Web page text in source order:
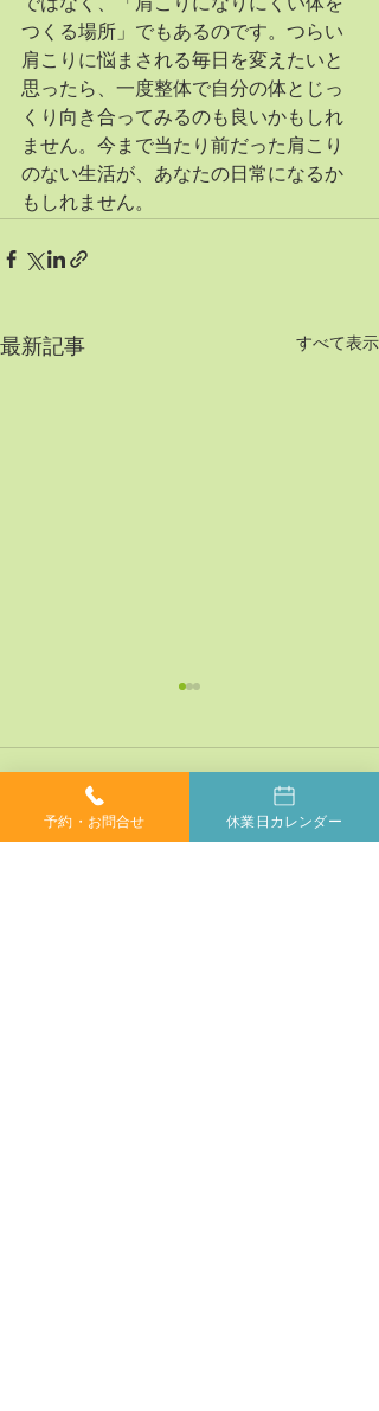
ではなく、「肩こりになりにくい体を
つくる場所」でもあるのです。つらい
肩こりに悩まされる毎日を変えたいと
思ったら、一度整体で自分の体とじっ
くり向き合ってみるのも良いかもしれ
ません。今まで当たり前だった肩こり
のない生活が、あなたの日常になるか
もしれません。
最新記事 すべて表示
予約・お問合せ 休業日カレンダー